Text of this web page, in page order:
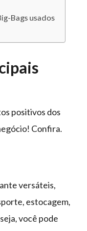
Bags usados
positivos dos
Confira.
versáteis,
estocagem,
você pode